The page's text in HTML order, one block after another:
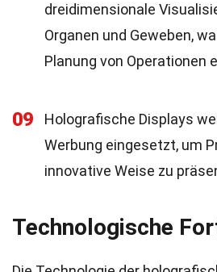
dreidimensionale
Organen und Geweben,
Planung von Operationen
09
Holografische Displays
Werbung eingesetzt, um
innovative Weise zu
Technologische